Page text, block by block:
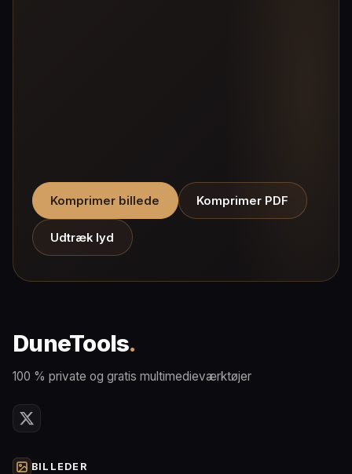
Komprimer billede Komprimer PDF
Udtræk lyd
DuneTools.
100 % private og gratis multimedieværktøjer
BILLEDER